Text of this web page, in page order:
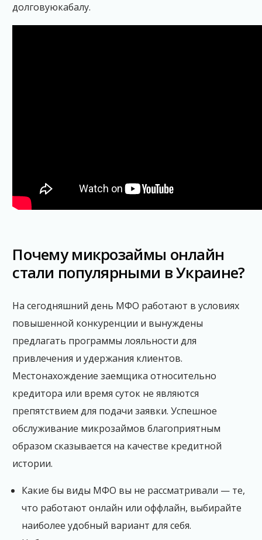
долговуюкабалу.
Почему микрозаймы онлайн
стали популярными в Украине?
На сегодняшний день МФО работают в условиях
повышенной конкуренции и вынуждены
предлагать программы лояльности для
привлечения и удержания клиентов.
Местонахождение заемщика относительно
кредитора или время суток не являются
препятствием для подачи заявки. Успешное
обслуживание микрозаймов благоприятным
образом сказывается на качестве кредитной
истории.
Какие бы виды МФО вы не рассматривали — те,
что работают онлайн или оффлайн, выбирайте
наиболее удобный вариант для себя.